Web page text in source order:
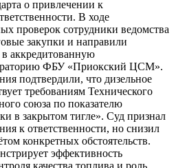
о привлечении к
В ходе
проверок сотрудники ведомства
закупки и направили
аккредитованную
ФБУ «Приокский ЦСМ».
подтвердили, что дизельное
требованиям Технического
союза по показателю
в закрытом тигле». Суд признал
к ответственности, но снизил
конкретных обстоятельств.
эффективность
качества топлива и роль